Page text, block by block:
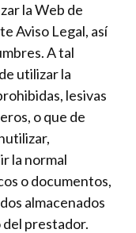
la Web de
Aviso Legal, así
A tal
utilizar la
lesivas
o que de
la normal
o documentos,
almacenados
prestador.